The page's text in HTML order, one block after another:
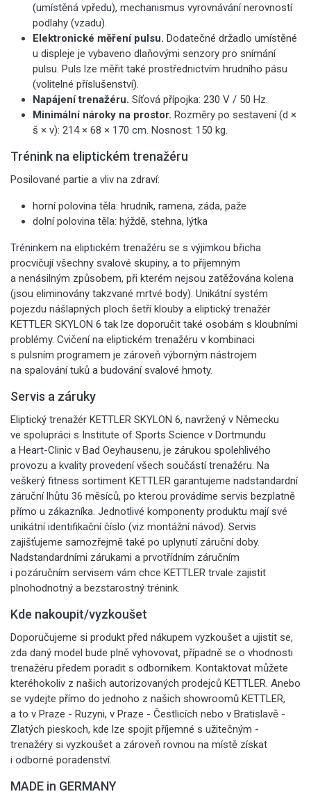
(umístěná vpředu), mechanismus vyrovnávání nerovností
podlahy (vzadu).
Elektronické měření pulsu. Dodatečné držadlo umístěné
u displeje je vybaveno dlaňovými senzory pro snímání
pulsu. Puls lze měřit také prostřednictvím hrudního pásu
(volitelné příslušenství).
Napájení trenažéru. Síťová přípojka: 230 V / 50 Hz.
Minimální nároky na prostor. Rozměry po sestavení (d ×
š × v): 214 × 68 × 170 cm. Nosnost: 150 kg.
Trénink na eliptickém trenažéru
Posilované partie a vliv na zdraví:
horní polovina těla: hrudník, ramena, záda, paže
dolní polovina těla: hýždě, stehna, lýtka
Tréninkem na eliptickém trenažéru se s výjimkou břicha
procvičují všechny svalové skupiny, a to příjemným
a nenásilným způsobem, při kterém nejsou zatěžována kolena
(jsou eliminovány takzvané mrtvé body). Unikátní systém
pojezdu nášlapných ploch šetří klouby a eliptický trenažér
KETTLER SKYLON 6 tak lze doporučit také osobám s kloubními
problémy. Cvičení na eliptickém trenažéru v kombinaci
s pulsním programem je zároveň výborným nástrojem
na spalování tuků a budování svalové hmoty.
Servis a záruky
Eliptický trenažér KETTLER SKYLON 6, navržený v Německu
ve spolupráci s Institute of Sports Science v Dortmundu
a Heart-Clinic v Bad Oeyhausenu, je zárukou spolehlivého
provozu a kvality provedení všech součástí trenažéru. Na
veškerý fitness sortiment KETTLER garantujeme nadstandardní
záruční lhůtu 36 měsíců, po kterou provádíme servis bezplatně
přímo u zákazníka. Jednotlivé komponenty produktu mají své
unikátní identifikační číslo (viz montážní návod). Servis
zajišťujeme samozřejmě také po uplynutí záruční doby.
Nadstandardními zárukami a prvotřídním záručním
i pozáručním servisem vám chce KETTLER trvale zajistit
plnohodnotný a bezstarostný trénink.
Kde nakoupit/vyzkoušet
Doporučujeme si produkt před nákupem vyzkoušet a ujistit se,
zda daný model bude plně vyhovovat, případně se o vhodnosti
trenažéru předem poradit s odborníkem. Kontaktovat můžete
kteréhokoliv z našich autorizovaných prodejců KETTLER. Anebo
se vydejte přímo do jednoho z našich showroomů KETTLER,
a to v Praze - Ruzyni, v Praze - Čestlicích nebo v Bratislavě -
Zlatých pieskoch, kde lze spojit příjemné s užitečným -
trenažéry si vyzkoušet a zároveň rovnou na místě získat
i odborné poradenství.
MADE in GERMANY